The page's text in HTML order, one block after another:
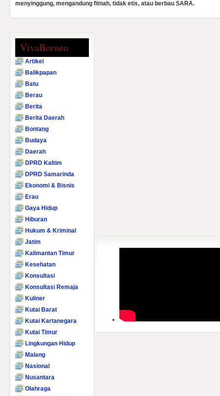
menyinggung, mengandung fitnah, tidak etis, atau berbau SARA.
VivaBorneo
Artikel
Balikpapan
Batu
Berau
Berita
Berita Daerah
Bontang
Budaya
Daerah
DPRD Kaltim
DPRD Samarinda
Ekonomi & Bisnis
Erau
Gaya Hidup
Hiburan
Hukum & Kriminal
Jatim
Kalimantan Timur
Kesehatan
Konsultasi
Konsultasi Remaja
Kuliner
Kutai Barat
Kutai Kartanegara
Kutai Timur
Lingkungan Hidup
Malang
Nasional
Nusantara
Olahraga